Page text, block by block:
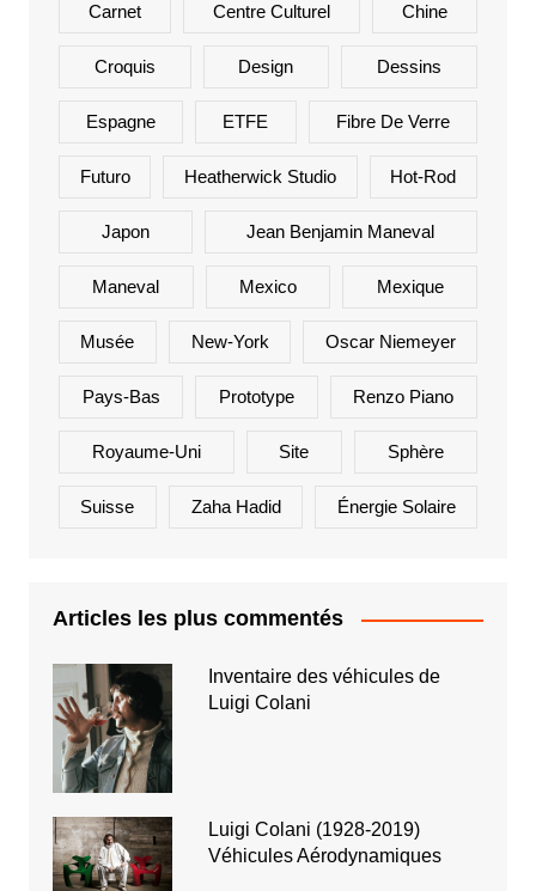
Carnet Centre Culturel Chine
Croquis Design Dessins
Espagne ETFE Fibre De Verre
Futuro Heatherwick Studio Hot-Rod
Japon Jean Benjamin Maneval
Maneval Mexico Mexique
Musée New-York Oscar Niemeyer
Pays-Bas Prototype Renzo Piano
Royaume-Uni Site Sphère
Suisse Zaha Hadid Énergie Solaire
Articles les plus commentés
Inventaire des véhicules de
Luigi Colani
Luigi Colani (1928-2019)
Véhicules Aérodynamiques